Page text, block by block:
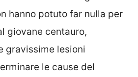
hanno potuto far nulla per
giovane centauro,
gravissime lesioni
le cause del